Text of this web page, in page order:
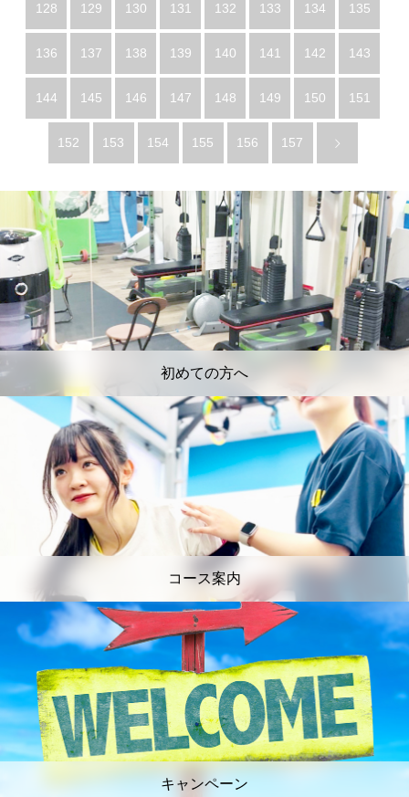
128 129 130 131 132 133 134 135
136 137 138 139 140 141 142 143
144 145 146 147 148 149 150 151
152 153 154 155 156 157
初めての方へ
コース案内
キャンペーン